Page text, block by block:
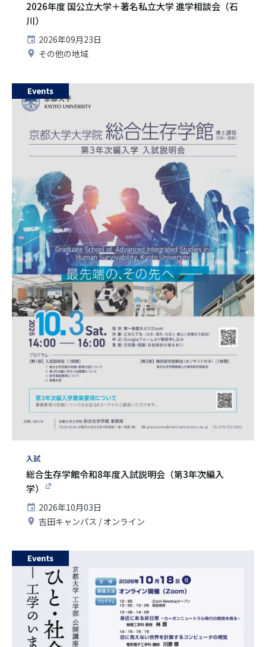
2026年度 国公立大学＋著名私立大学 進学相談会（石
川）
開
催
日
2026年09月23日
開 その他の地域
Events
タ
グ
入試
総合生存学館令和8年度入試説明会（第3年次編入
学）
開
催
日
2026年10月03日
開 吉田キャンパス オンライン
Events